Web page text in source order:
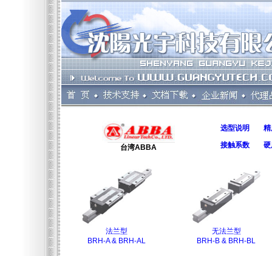
台湾ABBA
选型说明
接触系数
法兰型
BRH-A & BRH-AL
无法兰型
BRH-B & BRH-BL